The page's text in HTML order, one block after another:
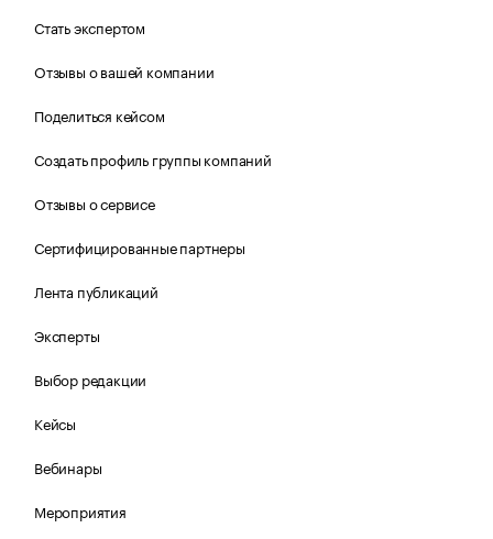
Стать экспертом
Отзывы о вашей компании
Поделиться кейсом
Создать профиль группы компаний
Отзывы о сервисе
Сертифицированные партнеры
Лента публикаций
Эксперты
Выбор редакции
Кейсы
Вебинары
Мероприятия